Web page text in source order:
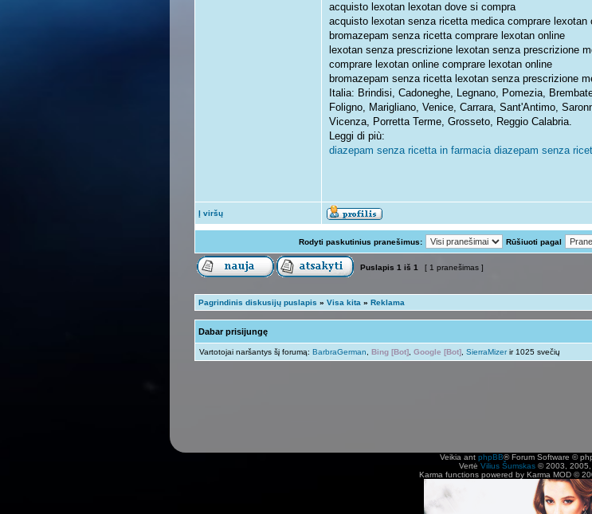
acquisto lexotan lexotan dove si compra
acquisto lexotan senza ricetta medica comprare lexotan
bromazepam senza ricetta comprare lexotan online
lexotan senza prescrizione lexotan senza prescrizione
comprare lexotan online comprare lexotan online
bromazepam senza ricetta lexotan senza prescrizione
Italia: Brindisi, Cadoneghe, Legnano, Pomezia,
Foligno, Marigliano, Venice, Carrara, Sant'Antimo,
Vicenza, Porretta Terme, Grosseto, Reggio Calabria.
Leggi di più:
diazepam senza ricetta in farmacia diazepam senza
Į viršų
Rodyti paskutinius pranešimus: Rūšiuoti pagal
Puslapis 1 iš 1 [ 1 pranešimas ]
Pagrindinis diskusijų puslapis » Visa kita » Reklama
Dabar prisijungę
Vartotojai naršantys šį forumą: BarbraGerman Bing [Bot] Google [Bot] SierraMizerir 1025 svečių
Veikia ant phpBB® Forum Software ©
Vertė Vilius Šumskas© 2003, 2005,
Karma functions powered by Karma MOD ©